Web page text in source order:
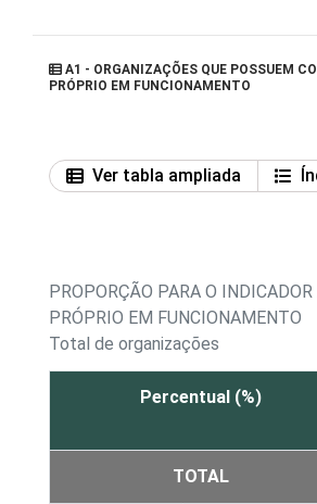
A1 - ORGANIZAÇÕES QUE POSSUEM
PRÓPRIO EM FUNCIONAMENTO
Ver tabla ampliada
PROPORÇÃO PARA O
PRÓPRIO EM FUNCIONAMENTO
Total de organizações
Percentual (%)
TOTAL